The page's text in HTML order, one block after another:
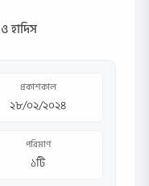
প্রকাশকাল
২৮/০২/২০২৪
পরিমাণ
১টি